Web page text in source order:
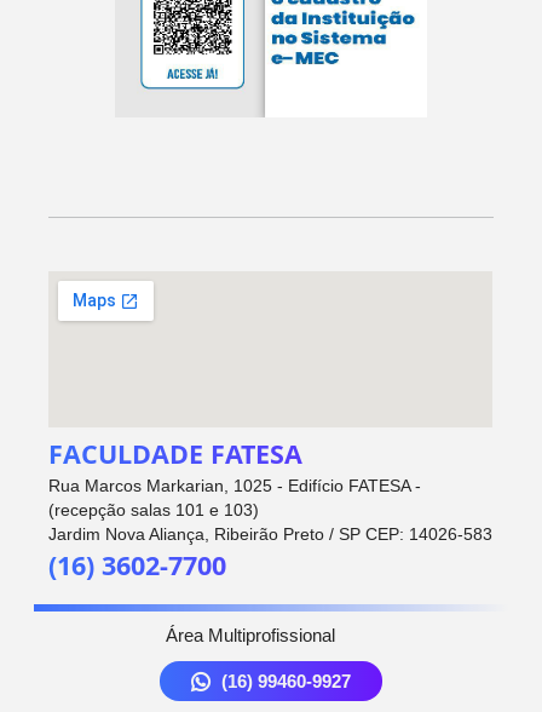
FACULDADE FATESA
Rua Marcos Markarian, 1025 - Edifício FATESA -
(recepção salas 101 e 103)
Jardim Nova Aliança, Ribeirão Preto / SP CEP: 14026-583
(16) 3602-7700
Área Multiprofissional
(16) 99460-9927